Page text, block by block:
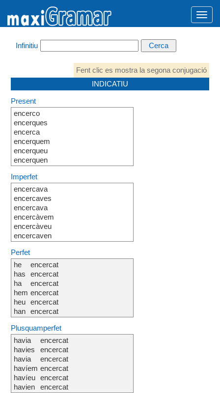
Infinitiu
Fent clic es mostra la segona conjugació
INDICATIU
Present
encerco
encerques
encerca
encerquem
encerqueu
encerquen
Imperfet
encercava
encercaves
encercava
encercàvem
encercàveu
encercaven
Perfet
he
has
ha
hem
heu
han
encercat
encercat
encercat
encercat
encercat
encercat
Plusquamperfet
havia
havies
havia
havíem
havíeu
havien
encercat
encercat
encercat
encercat
encercat
encercat